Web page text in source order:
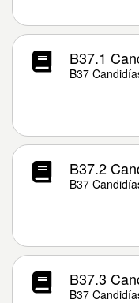
B37.1
B37
B37.2
B37
B37.3
B37